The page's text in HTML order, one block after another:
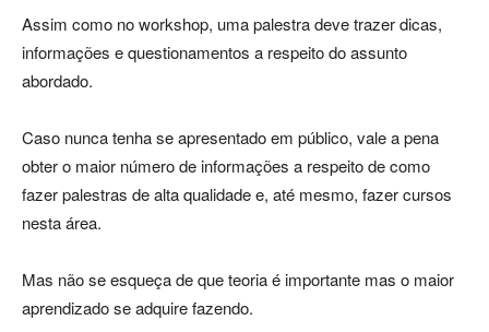
Assim como no workshop, uma palestra deve trazer dicas,
informações e questionamentos a respeito do assunto
abordado.
Caso nunca tenha se apresentado em público, vale a pena
obter o maior número de informações a respeito de como
fazer palestras de alta qualidade e, até mesmo, fazer cursos
nesta área.
Mas não se esqueça de que teoria é importante mas o maior
aprendizado se adquire fazendo.